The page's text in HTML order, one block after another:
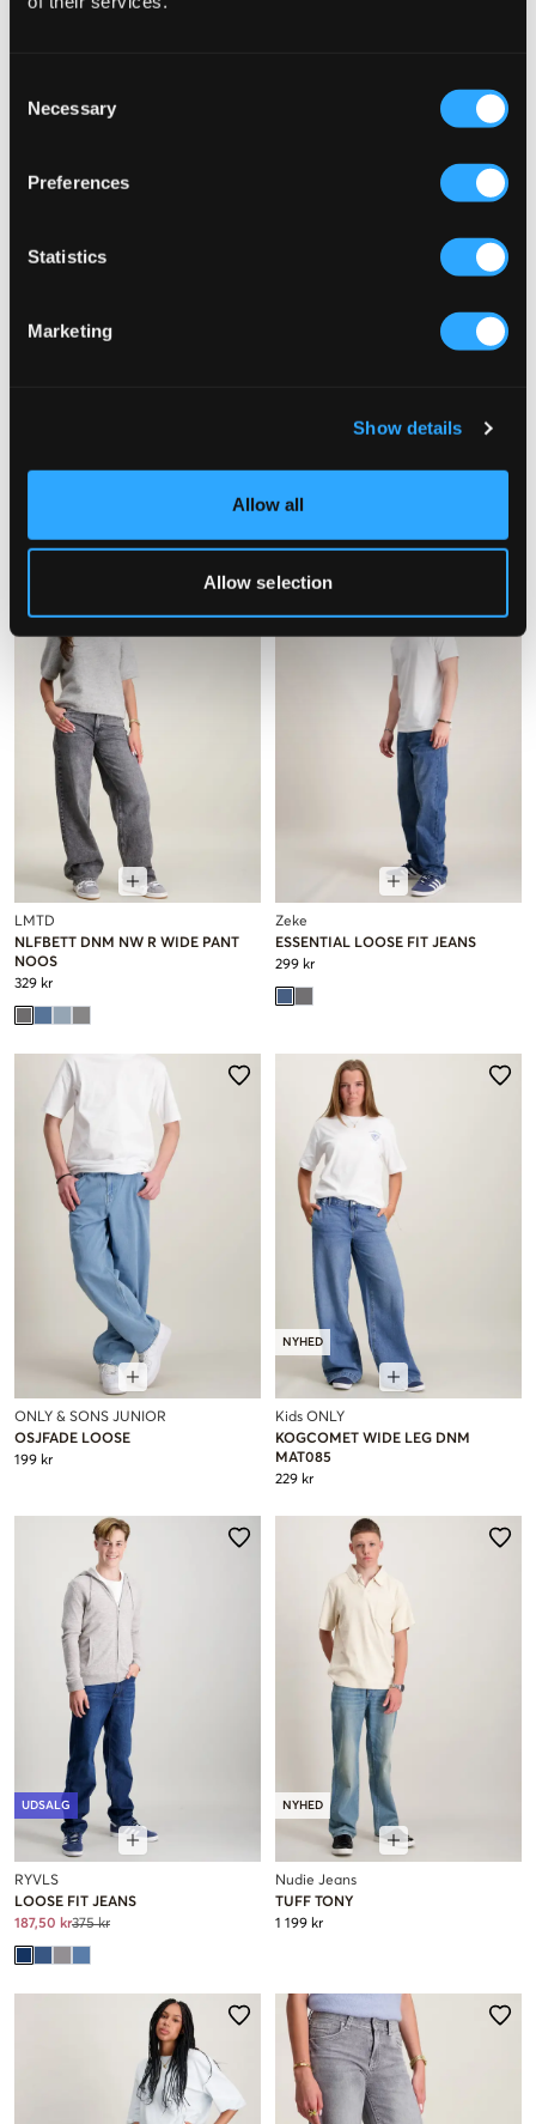
Selection
Necessary
Preferences
Statistics
Marketing
Show details
Allow all
Allow selection
449 kr
NOOS
LMTD
NLFBETT DNM NW R WIDE PANT
NOOS
329 kr
Zeke
ESSENTIAL LOOSE FIT JEANS
299 kr
ONLY & SONS JUNIOR
OSJFADE LOOSE
199 kr
NYHED
Kids ONLY
KOGCOMET WIDE LEG DNM
MAT085
229 kr
UDSALG
RYVLS
LOOSE FIT JEANS
187,50 kr375 kr
NYHED
Nudie Jeans
TUFF TONY
1 199 kr